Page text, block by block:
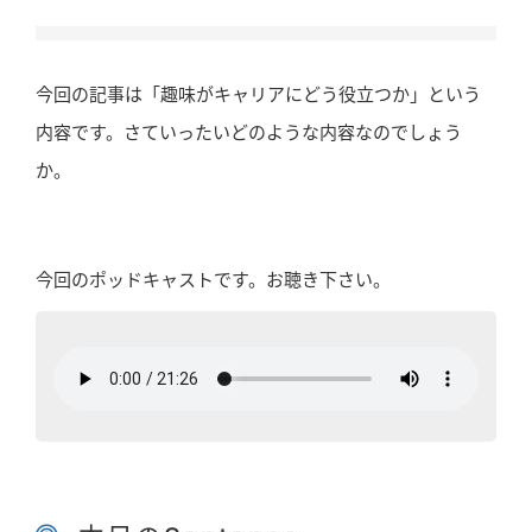
今回の記事は「趣味がキャリアにどう役立つか」という
内容です。さていったいどのような内容なのでしょう
か。
今回のポッドキャストです。お聴き下さい。